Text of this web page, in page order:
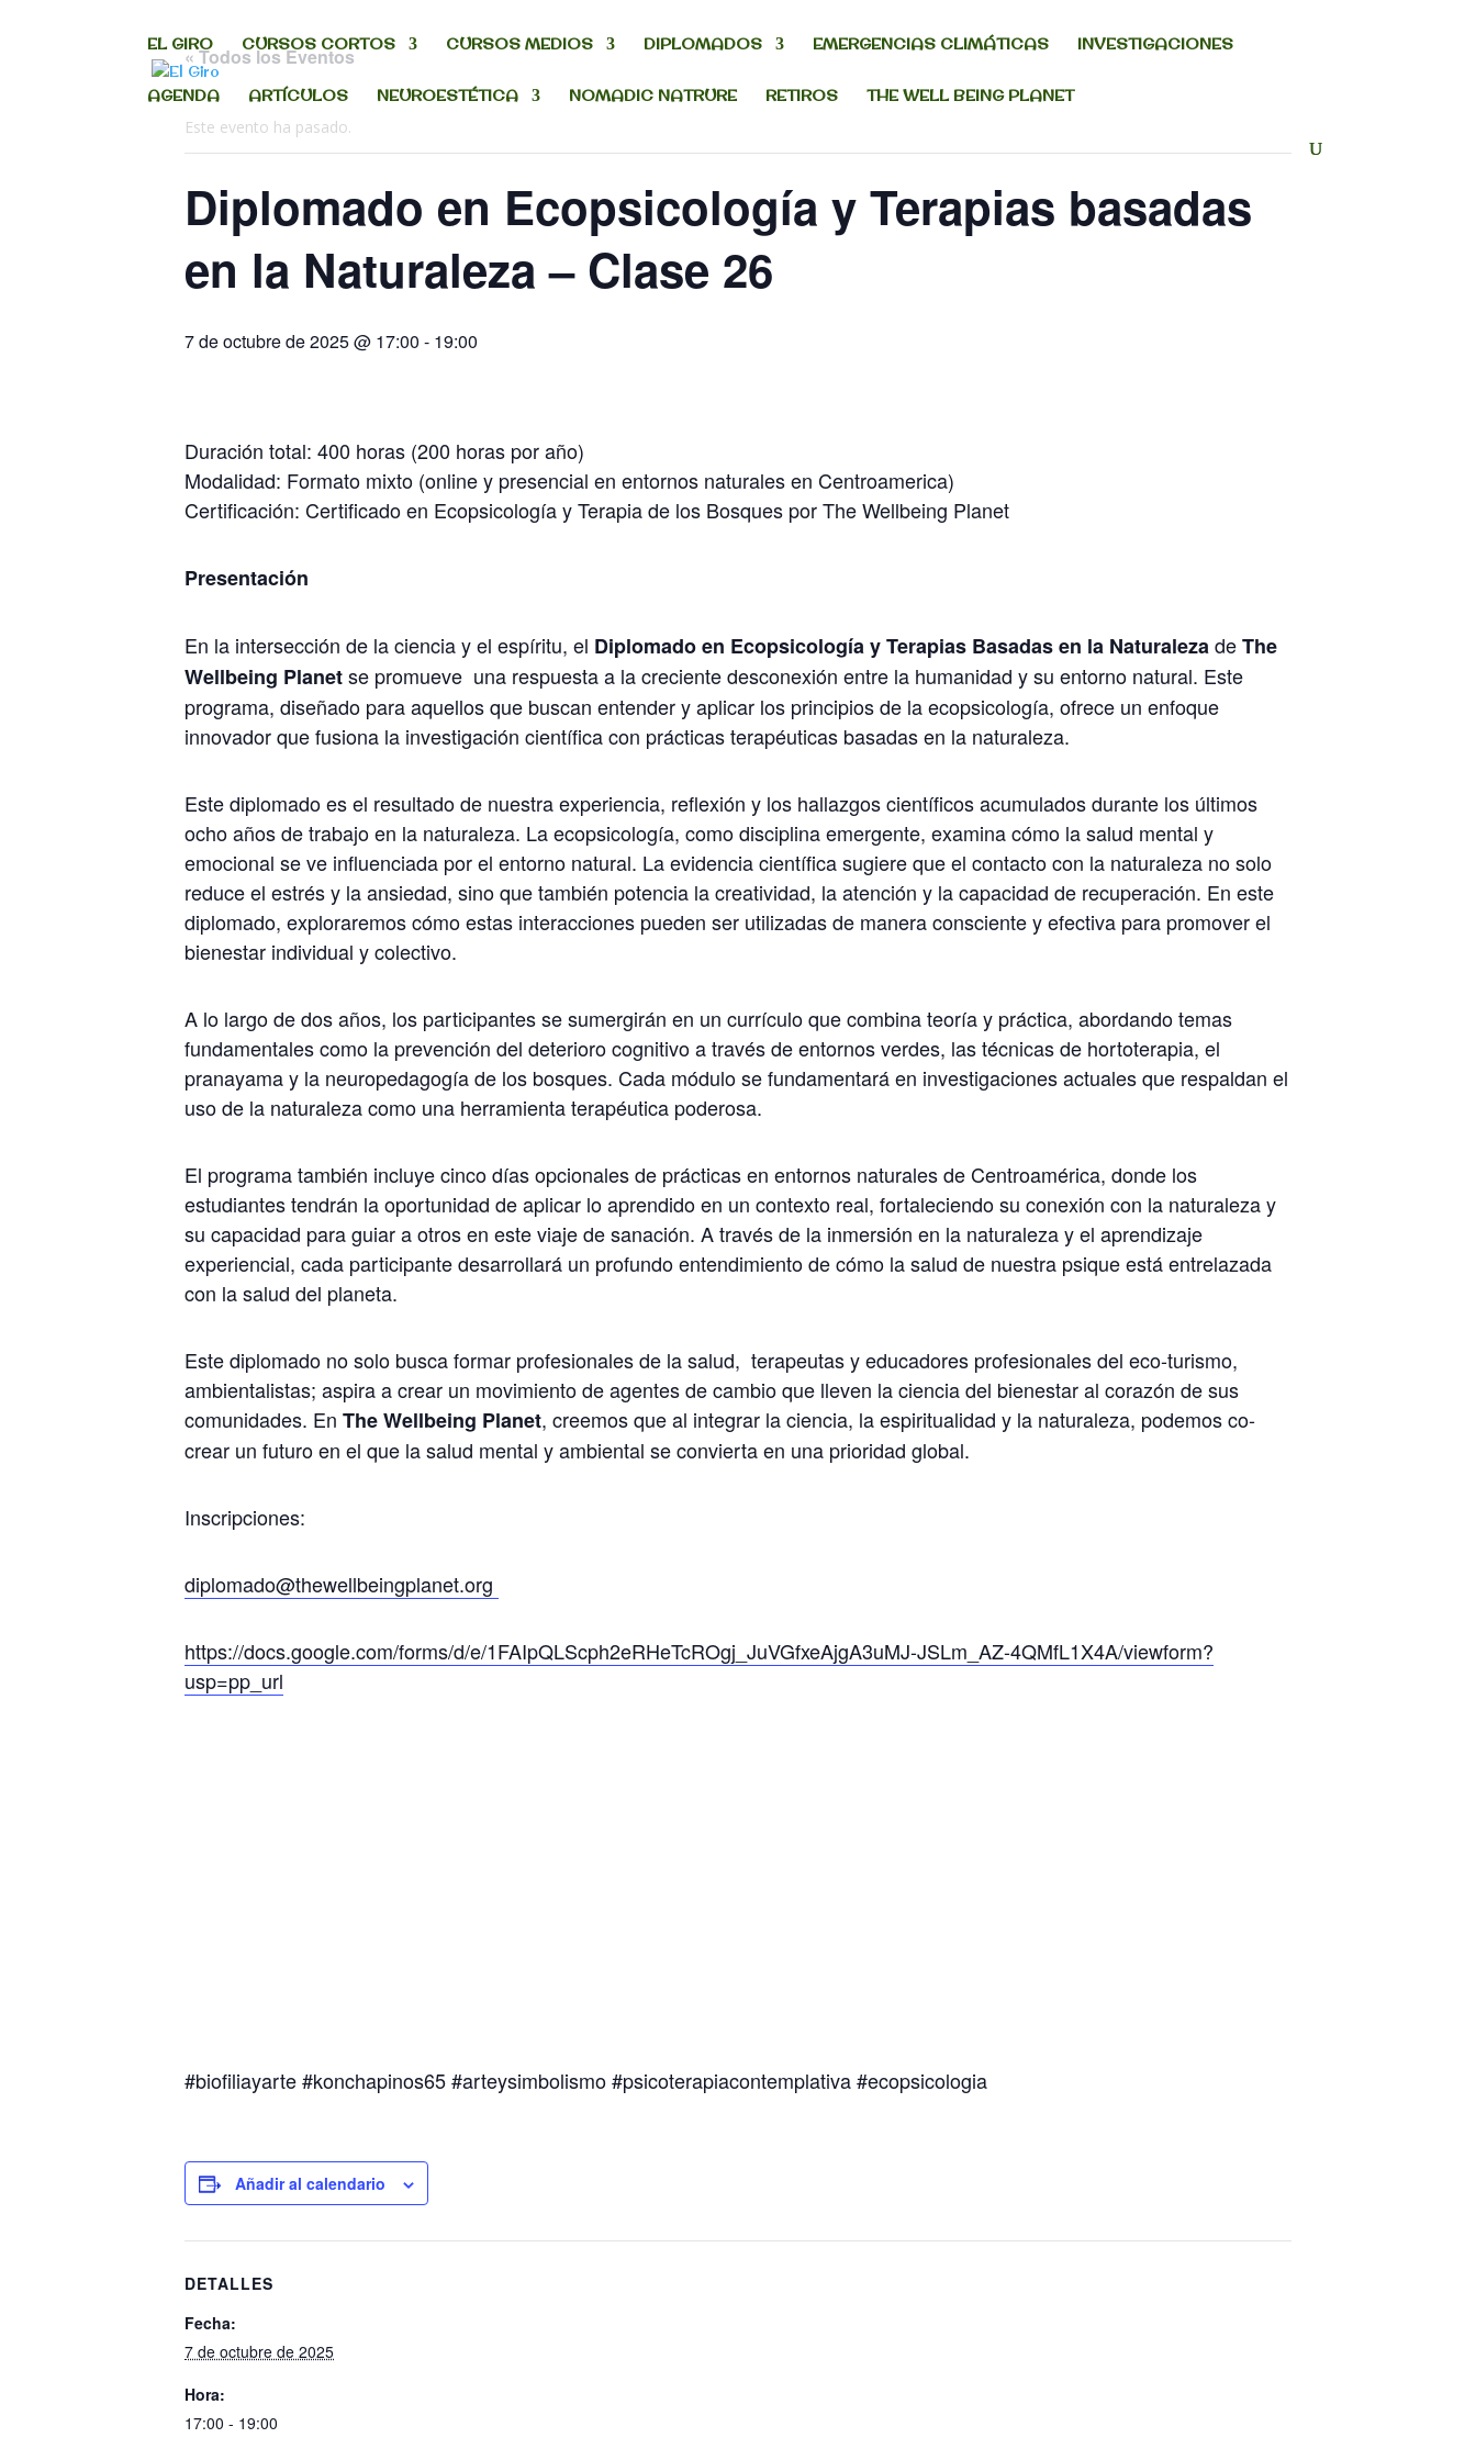
EL GIRO CURSOS CORTOS CURSOS MEDIOS DIPLOMADOS EMERGENCIAS CLIMÁTICAS INVESTIGACIONES
AGENDA ARTÍCULOS NEUROESTÉTICA NOMADIC NATRURE RETIROS THE WELL BEING PLANET
« Todos los Eventos
Este evento ha pasado.
Diplomado en Ecopsicología y Terapias basadas
en la Naturaleza – Clase 26
7 de octubre de 2025 @ 17:00 - 19:00
Duración total: 400 horas (200 horas por año)
Modalidad: Formato mixto (online y presencial en entornos naturales en Centroamerica)
Certificación: Certificado en Ecopsicología y Terapia de los Bosques por The Wellbeing Planet
Presentación
En la intersección de la ciencia y el espíritu, el Diplomado en Ecopsicología y Terapias Basadas en la NaturalezadeThe
Wellbeing Planetse promueve una respuesta a la creciente desconexión entre la humanidad y su entorno natural. Este
programa, diseñado para aquellos que buscan entender y aplicar los principios de la ecopsicología, ofrece un enfoque
innovador que fusiona la investigación científica con prácticas terapéuticas basadas en la naturaleza.
Este diplomado es el resultado de nuestra experiencia, reflexión y los hallazgos científicos acumulados durante los últimos
ocho años de trabajo en la naturaleza. La ecopsicología, como disciplina emergente, examina cómo la salud mental y
emocional se ve influenciada por el entorno natural. La evidencia científica sugiere que el contacto con la naturaleza no solo
reduce el estrés y la ansiedad, sino que también potencia la creatividad, la atención y la capacidad de recuperación. En este
diplomado, exploraremos cómo estas interacciones pueden ser utilizadas de manera consciente y efectiva para promover el
bienestar individual y colectivo.
A lo largo de dos años, los participantes se sumergirán en un currículo que combina teoría y práctica, abordando temas
fundamentales como la prevención del deterioro cognitivo a través de entornos verdes, las técnicas de hortoterapia, el
pranayama y la neuropedagogía de los bosques. Cada módulo se fundamentará en investigaciones actuales que respaldan el
uso de la naturaleza como una herramienta terapéutica poderosa.
El programa también incluye cinco días opcionales de prácticas en entornos naturales de Centroamérica, donde los
estudiantes tendrán la oportunidad de aplicar lo aprendido en un contexto real, fortaleciendo su conexión con la naturaleza y
su capacidad para guiar a otros en este viaje de sanación. A través de la inmersión en la naturaleza y el aprendizaje
experiencial, cada participante desarrollará un profundo entendimiento de cómo la salud de nuestra psique está entrelazada
con la salud del planeta.
Este diplomado no solo busca formar profesionales de la salud, terapeutas y educadores profesionales del eco-turismo,
ambientalistas; aspira a crear un movimiento de agentes de cambio que lleven la ciencia del bienestar al corazón de sus
comunidades. En The Wellbeing Planet, creemos que al integrar la ciencia, la espiritualidad y la naturaleza, podemos co-
crear un futuro en el que la salud mental y ambiental se convierta en una prioridad global.
Inscripciones:
diplomado@thewellbeingplanet.org
https://docs.google.com/forms/d/e/1FAIpQLScph2eRHeTcROgj_JuVGfxeAjgA3uMJ-JSLm_AZ-4QMfL1X4A/viewform?
usp=pp_url
#biofiliayarte #konchapinos65 #arteysimbolismo #psicoterapiacontemplativa #ecopsicologia
Añadir al calendario
DETALLES
Fecha:
7 de octubre de 2025
Hora:
17:00 - 19:00